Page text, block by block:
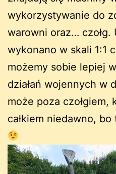
wykorzystywanie do
warowni oraz… czołg.
wykonano w skali 1:1
możemy sobie lepiej
działań wojennych w
może poza czołgiem,
całkiem niedawno,